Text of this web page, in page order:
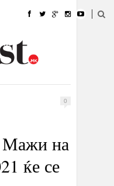
УБАВИНА
0
Мажи на
ќе се